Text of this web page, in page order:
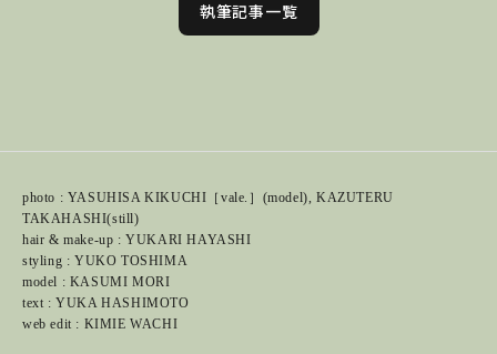
執筆記事一覧
photo : YASUHISA KIKUCHI［vale.］(model), KAZUTERU
TAKAHASHI(still)
hair & make-up : YUKARI HAYASHI
styling : YUKO TOSHIMA
model : KASUMI MORI
text : YUKA HASHIMOTO
web edit : KIMIE WACHI